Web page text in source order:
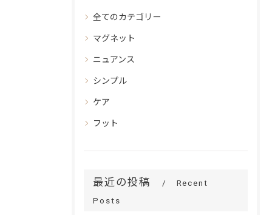
全てのカテゴリー
マグネット
ニュアンス
シンプル
ケア
フット
最近の投稿
Recent
Posts